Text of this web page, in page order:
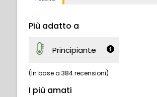
Più adatto a
Principiante
(In base a 384 recensioni)
I più amati